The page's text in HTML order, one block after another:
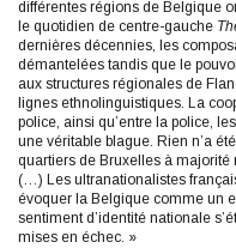
différentes régions de Belgique
le quotidien de centre-gauche
dernières décennies, les
démantelées tandis que le
aux structures régionales de
lignes ethnolinguistiques. La
police, ainsi qu’entre la police,
une véritable blague. Rien n’a
quartiers de Bruxelles à
(…) Les ultranationalistes
évoquer la Belgique comme un
sentiment d’identité nationale
mises en échec. »